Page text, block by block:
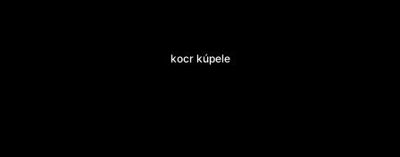
kocr kúpele